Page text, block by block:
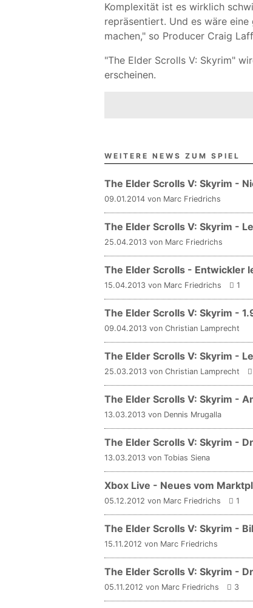
Komplexität ist es wirklich
repräsentiert. Und es wäre
machen," so Producer Craig
"The Elder Scrolls V: Skyrim"
erscheinen.
WEITERE NEWS ZUM SPIEL
The Elder Scrolls V: Skyrim -
09.01.2014 von Marc Friedrichs
The Elder Scrolls V: Skyrim -
25.04.2013 von Marc Friedrichs
The Elder Scrolls - Entwickler
15.04.2013 von Marc Friedrichs 1
The Elder Scrolls V: Skyrim -
09.04.2013 von Christian Lamprecht
The Elder Scrolls V: Skyrim -
25.03.2013 von Christian Lamprecht
The Elder Scrolls V: Skyrim -
13.03.2013 von Dennis Mrugalla
The Elder Scrolls V: Skyrim -
13.03.2013 von Tobias Siena
Xbox Live - Neues vom
05.12.2012 von Marc Friedrichs 1
The Elder Scrolls V: Skyrim -
15.11.2012 von Marc Friedrichs
The Elder Scrolls V: Skyrim -
05.11.2012 von Marc Friedrichs 3